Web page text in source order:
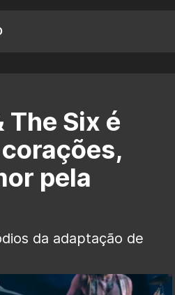
The Six é
pela
da adaptação de